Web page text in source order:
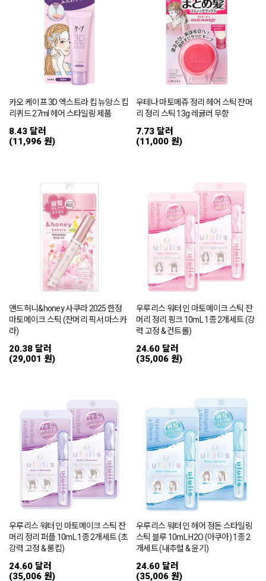
카오 케이프 3D 엑스트라 킵 뉴앙스 킵
리퀴드 27ml 헤어 스타일링 제품
8.43 달러
(11,996 원)
우테나 마토메쥬 정리 헤어 스틱 잔머
리 정리 스틱 13g 레귤러 무향
7.73 달러
(11,000 원)
앤드허니&honey 사쿠라 2025 한정
마토메이크 스틱 (잔머리 픽서 마스카
라)
20.38 달러
(29,001 원)
우루리스 워터 인 마토메이크 스틱 잔
머리 정리 핑크 10mL 1종 2개세트 (강
력 고정 & 컨트롤)
24.60 달러
(35,006 원)
우루리스 워터 인 마토메이크 스틱 잔
머리 정리 퍼플 10mL 1종 2개세트 (초
강력 고정 & 롱킵)
24.60 달러
(35,006 원)
우루리스 워터 인 헤어 정돈 스타일링
스틱 블루 10mL H2O (아쿠아) 1종 2
개세트 (내추럴 & 윤기)
24.60 달러
(35,006 원)